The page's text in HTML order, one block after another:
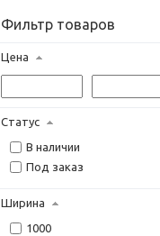
Фильтр товаров
Цена
Статус
В наличии
Под заказ
Ширина
1000